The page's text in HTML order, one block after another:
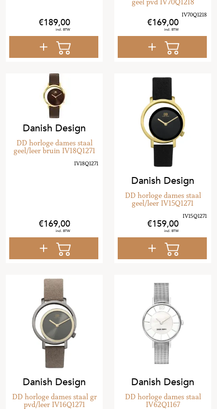
189,00 169,00
Danish Design
DD horloge dames staal
geel/leer bruin IV18Q1271
169,00
Danish Design
DD horloge dames staal
geel/leer IV15Q1271
159,00
Danish Design
DD horloge dames staal gr
pvd/leer IV16Q1271
Danish Design
DD horloge dames staal
IV62Q1167